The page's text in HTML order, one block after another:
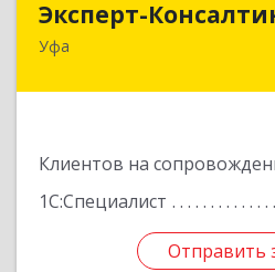
Эксперт-
Уфа
Клиентов на
1С:Специалист
Отправить
450059, Башкортостан
Отправить